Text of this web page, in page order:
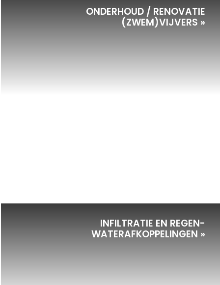
ONDERHOUD / RENOVATIE
(ZWEM)VIJVERS »
INFILTRATIE EN REGEN-
WATERAFKOPPELINGEN »